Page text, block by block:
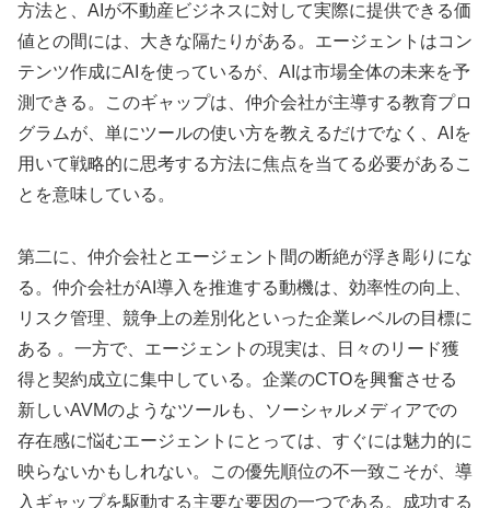
方法と、AIが不動産ビジネスに対して実際に提供できる価
値との間には、大きな隔たりがある。エージェントはコン
テンツ作成にAIを使っているが、AIは市場全体の未来を予
測できる。このギャップは、仲介会社が主導する教育プロ
グラムが、単にツールの使い方を教えるだけでなく、AIを
用いて戦略的に思考する方法に焦点を当てる必要があるこ
とを意味している。
第二に、仲介会社とエージェント間の断絶が浮き彫りにな
る。仲介会社がAI導入を推進する動機は、効率性の向上、
リスク管理、競争上の差別化といった企業レベルの目標に
ある 。一方で、エージェントの現実は、日々のリード獲
得と契約成立に集中している。企業のCTOを興奮させる
新しいAVMのようなツールも、ソーシャルメディアでの
存在感に悩むエージェントにとっては、すぐには魅力的に
映らないかもしれない。この優先順位の不一致こそが、導
入ギャップを駆動する主要な要因の一つである。成功する